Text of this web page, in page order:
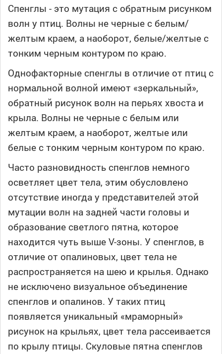
Спенглы - это мутация с обратным рисунком
волн у птиц. Волны не черные с белым/
желтым краем, а наоборот, белые/желтые с
тонким черным контуром по краю.
Однофакторные спенглы в отличие от птиц с
нормальной волной имеют «зеркальный»,
обратный рисунок волн на перьях хвоста и
крыла. Волны не черные с белым или
желтым краем, а наоборот, желтые или
белые с тонким черным контуром по краю.
Часто разновидность спенглов немного
осветляет цвет тела, этим обусловлено
отсутствие иногда у представителей этой
мутации волн на задней части головы и
образование светлого пятна, которое
находится чуть выше V-зоны. У спенглов, в
отличие от опалиновых, цвет тела не
распространяется на шею и крылья. Однако
не исключено визуальное объединение
спенглов и опалинов. У таких птиц
появляется уникальный «мраморный»
рисунок на крыльях, цвет тела рассеивается
по крылу птицы. Скуловые пятна спенглов